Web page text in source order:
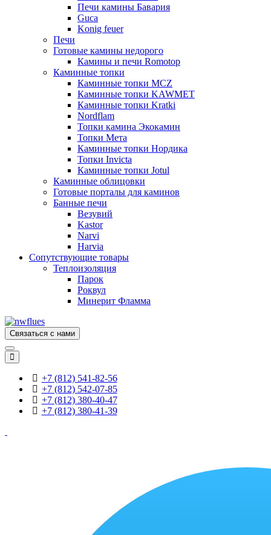
Печи камины Бавария
Guca
Konig feuer
Печи
Готовые камины недорого
Камины и печи Romotop
Каминные топки
Каминные топки MCZ
Каминные топки KAWMET
Каминные топки Kratki
Nordflam
Топки камина Экокамин
Топки Мета
Каминные топки Нордика
Топки Invicta
Каминные топки Jotul
Каминные облицовки
Готовые порталы для каминов
Банные печи
Везувий
Kastor
Narvi
Harvia
Сопутствующие товары
Теплоизоляция
Парок
Роквул
Минерит Фламма
Связаться с нами
+7 (812) 541-82-56
+7 (812) 542-07-85
+7 (812) 380-40-47
+7 (812) 380-41-39